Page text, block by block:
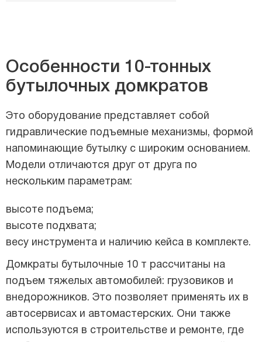
Особенности 10-тонных
бутылочных домкратов
Это оборудование представляет собой
гидравлические подъемные механизмы, формой
напоминающие бутылку с широким основанием.
Модели отличаются друг от друга по
нескольким параметрам:
высоте подъема;
высоте подхвата;
весу инструмента и наличию кейса в комплекте.
Домкраты бутылочные 10 т рассчитаны на
подъем тяжелых автомобилей: грузовиков и
внедорожников. Это позволяет применять их в
автосервисах и автомастерских. Они также
используются в строительстве и ремонте, где